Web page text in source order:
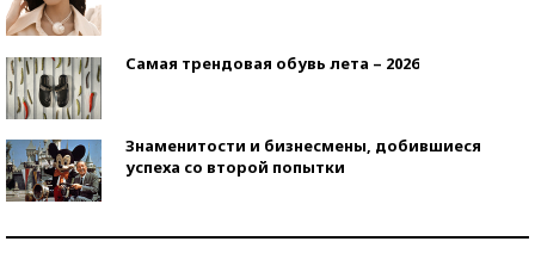
Самая трендовая обувь лета – 2026
Знаменитости и бизнесмены, добившиеся
успеха со второй попытки